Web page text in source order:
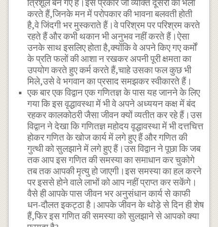
त्रिशूल बन गए हैं।इस प्रकार जो व्यक्ति दूसरों का भला
करते हैं,जिनके मन में परोपकार की भावना बलवती होती
है,वे जिंदगी भर मुस्कराते हैं।वे परिश्रम पर परिश्रम करते
रहते हैं और कभी थकान भी अनुभव नहीं करते हैं।ऐसा
उनके साथ इसलिए होता है,क्योंकि वे अपने किए गए कर्मों
के प्रति फलों की आशा न रखकर अपनी पूरी क्षमता का
उपयोग करते हुए कर्म करते हैं,चाहे उसका फल कुछ भी
मिले,उसे वे भगवान का प्रसाद समझकर स्वीकारते हैं।
एक बार एक विद्वान एक गणितज्ञ के पास यह जानने के लिए
गया कि इस वृद्धावस्था में भी वे अपने अध्ययन कक्ष में बंद
रहकर कालकोठरी जैसा जीवन क्यों व्यतीत कर रहे हैं।उस
विद्वान ने देखा कि गणितज्ञ महोदय वृद्धावस्था में भी दत्तचित्त
होकर गणित के खोज कार्य में लगे हुए हैं और गणित की
गुत्थी को सुलझाने में लगे हुए हैं।उस विद्वान ने पूछा कि जब
तक आप इस गणित की समस्या का समाधान कर चुकोगे
तब तक आपकी मृत्यु हो जाएगी।इस समस्या का हल करने
पर इससे होने वाले लाभों को आप नहीं प्राप्त कर सकेंगे।
वैसे ही आपके पास जीवन भर अनुसंधान कार्य से काफी
धन-दौलत इकट्ठा है।आपके जीवन के थोड़े से दिन ही शेष
हैं,फिर इस गणित की समस्या को सुलझाने से आपको क्या